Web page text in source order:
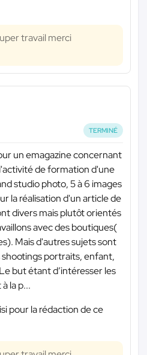
travail merci
TERMINÉ
un emagazine concernant
de formation d'une
studio photo, 5 à 6 images
la réalisation d'un article de
divers mais plutôt orientés
avec des boutiques(
Mais d'autres sujets sont
portraits, enfant,
but étant d’intéresser les
la p...
pour la rédaction de ce